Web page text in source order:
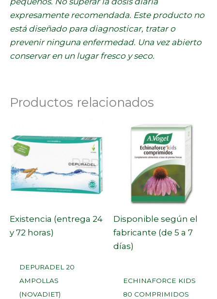
expresamente recomendada. Este producto no
está diseñado para diagnosticar, tratar o
prevenir ninguna enfermedad. Una vez abierto
conservar en un lugar fresco y seco.
Productos relacionados
Existencia (entrega 24
y 72 horas)
DEPURADEL 20
AMPOLLAS
(NOVADIET)
Disponible según el
fabricante (de 5 a 7
días)
ECHINAFORCE KIDS
80 COMPRIMIDOS